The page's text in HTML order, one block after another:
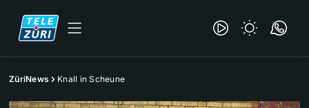
ZüriNews Knall in Scheune